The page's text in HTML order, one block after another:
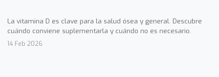
La vitamina D es clave para la salud ósea y general. Descubre
cuándo conviene suplementarla y cuándo no es necesario.
14 Feb 2026